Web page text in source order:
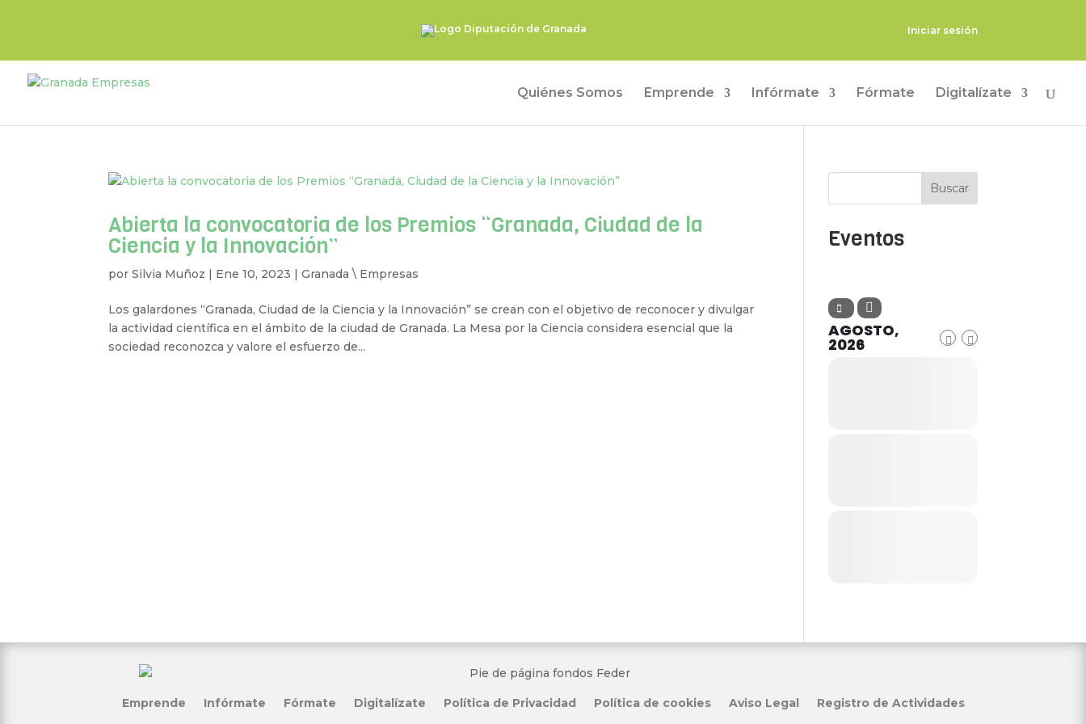
Iniciar sesión
Quiénes Somos Emprende Infórmate Fórmate Digitalízate
Abierta la convocatoria de los Premios “Granada, Ciudad de la
Ciencia y la Innovación”
porSilvia Muñoz | Ene 10, 2023 |Granada \ Empresas
Los galardones “Granada, Ciudad de la Ciencia y la Innovación” se crean con el objetivo de reconocer y divulgar
la actividad científica en el ámbito de la ciudad de Granada. La Mesa por la Ciencia considera esencial que la
sociedad reconozca y valore el esfuerzo de...
Buscar
Eventos
AGOSTO,
2026
Emprende Infórmate Fórmate Digitalízate Política de Privacidad Política de cookies Aviso Legal Registro de Actividades